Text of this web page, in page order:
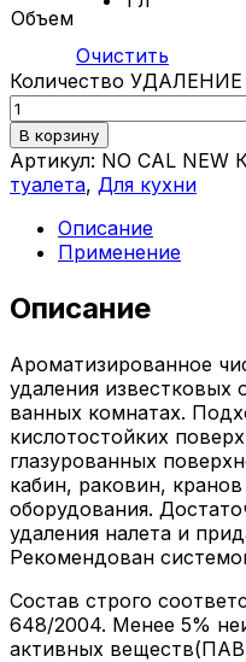
Объем
Очистить
Количество
В корзину
Артикул: NO CAL NEW
туалета, Для кухни
Описание
Применение
Описание
Ароматизированное
удаления известковых
ванных комнатах.
кислотостойких
глазурованных
кабин, раковин,
оборудования.
удаления налета и
Рекомендован
Состав строго
648/2004. Менее 5%
активных